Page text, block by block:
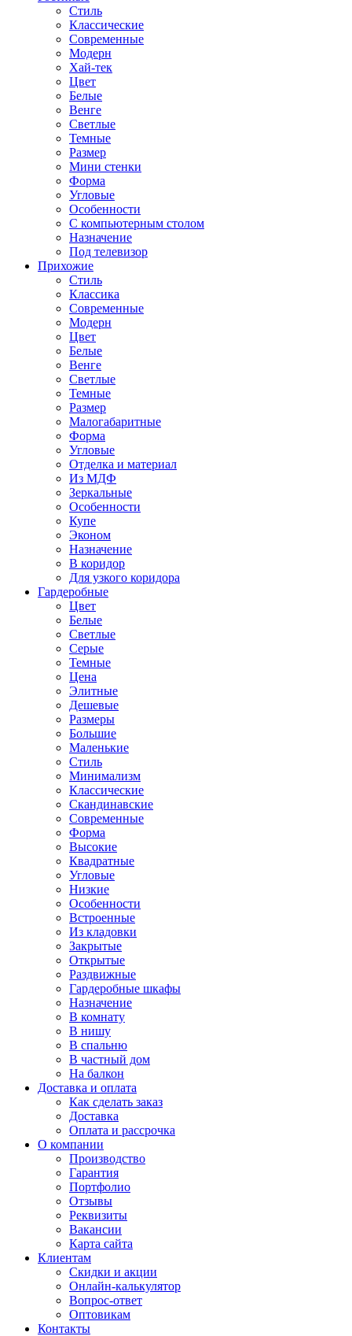
Стиль
Классические
Современные
Модерн
Хай-тек
Цвет
Белые
Венге
Светлые
Темные
Размер
Мини стенки
Форма
Угловые
Особенности
С компьютерным столом
Назначение
Под телевизор
Прихожие
Стиль
Классика
Современные
Модерн
Цвет
Белые
Венге
Светлые
Темные
Размер
Малогабаритные
Форма
Угловые
Отделка и материал
Из МДФ
Зеркальные
Особенности
Купе
Эконом
Назначение
В коридор
Для узкого коридора
Гардеробные
Цвет
Белые
Светлые
Серые
Темные
Цена
Элитные
Дешевые
Размеры
Большие
Маленькие
Стиль
Минимализм
Классические
Скандинавские
Современные
Форма
Высокие
Квадратные
Угловые
Низкие
Особенности
Встроенные
Из кладовки
Закрытые
Открытые
Раздвижные
Гардеробные шкафы
Назначение
В комнату
В нишу
В спальню
В частный дом
На балкон
Доставка и оплата
Как сделать заказ
Доставка
Оплата и рассрочка
О компании
Производство
Гарантия
Портфолио
Отзывы
Реквизиты
Вакансии
Карта сайта
Клиентам
Скидки и акции
Онлайн-калькулятор
Вопрос-ответ
Оптовикам
Контакты